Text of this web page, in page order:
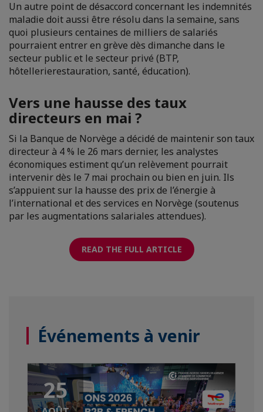
Un autre point de désaccord concernant les indemnités
maladie doit aussi être résolu dans la semaine, sans
quoi plusieurs centaines de milliers de salariés
pourraient entrer en grève dès dimanche dans le
secteur public et le secteur privé (BTP,
hôtellerierestauration, santé, éducation).
Vers une hausse des taux
directeurs en mai ?
Si la Banque de Norvège a décidé de maintenir son taux
directeur à 4 % le 26 mars dernier, les analystes
économiques estiment qu’un relèvement pourrait
intervenir dès le 7 mai prochain ou bien en juin. Ils
s’appuient sur la hausse des prix de l’énergie à
l’international et des services en Norvège (soutenus
par les augmentations salariales attendues).
READ THE FULL ARTICLE
Événements à venir
25